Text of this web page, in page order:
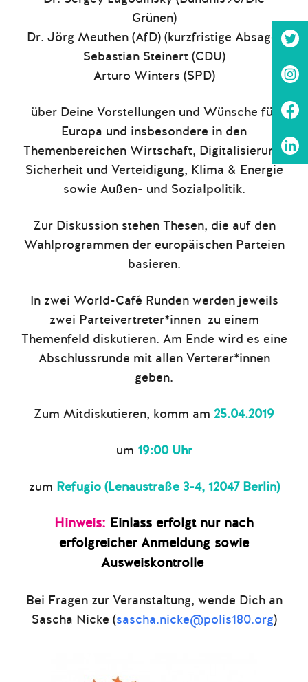
Grünen)
Dr. Jörg Meuthen (AfD) (kurzfristige Absage)
Sebastian Steinert (CDU)
Arturo Winters (SPD)
über Deine Vorstellungen und Wünsche für
Europa und insbesondere in den
Themenbereichen Wirtschaft, Digitalisierung,
Sicherheit und Verteidigung, Klima & Energie
sowie Außen- und Sozialpolitik.
Zur Diskussion stehen Thesen, die auf den
Wahlprogrammen der europäischen Parteien
basieren.
In zwei World-Café Runden werden jeweils
zwei Parteivertreter*innen zu einem
Themenfeld diskutieren. Am Ende wird es eine
Abschlussrunde mit allen Verterer*innen
geben.
Zum Mitdiskutieren, komm am 25.04.2019
um 19:00 Uhr
zum Refugio (Lenaustraße 3-4, 12047 Berlin)
Hinweis: Einlass erfolgt nur nach
erfolgreicher Anmeldung sowie
Ausweiskontrolle
Bei Fragen zur Veranstaltung, wende Dich an
Sascha Nicke (sascha.nicke@polis180.org)